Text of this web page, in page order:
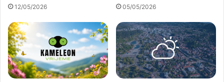
12/05/2026 05/05/2026